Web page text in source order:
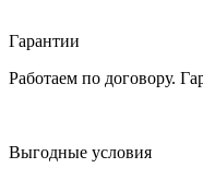
Гарантии
Работаем по договору.
Выгодные условия